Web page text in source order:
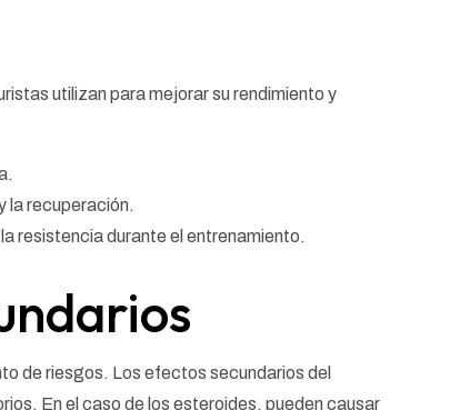
utilizan para mejorar su rendimiento y
la recuperación.
resistencia durante el entrenamiento.
de riesgos. Los efectos secundarios del
En el caso de los esteroides, pueden causar